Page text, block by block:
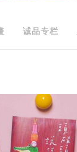
诚品专栏